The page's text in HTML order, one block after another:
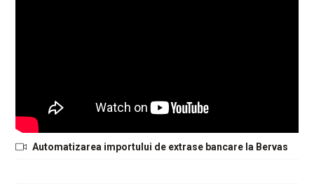
Automatizarea importului de extrase bancare la Bervas